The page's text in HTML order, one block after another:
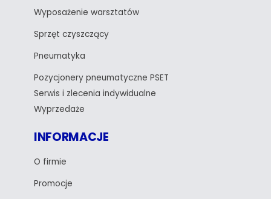
Wyposażenie warsztatów
Sprzęt czyszczący
Pneumatyka
Pozycjonery pneumatyczne PSET
Serwis i zlecenia indywidualne
Wyprzedaże
INFORMACJE
O firmie
Promocje